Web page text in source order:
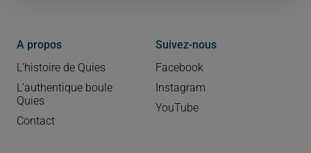
A propos
L’histoire de Quies
L’authentique boule
Quies
Contact
Suivez-nous
Facebook
Instagram
YouTube